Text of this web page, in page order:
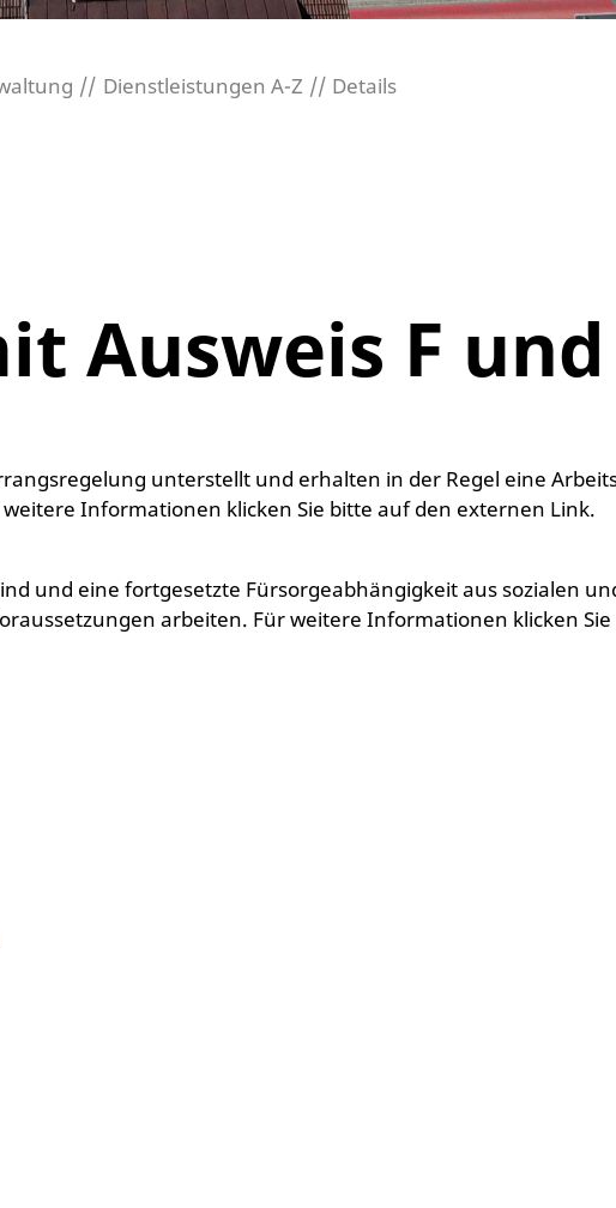
Dienstleistungen A-Z Details
Ausweis F
Informationen klicken Sie bitte auf den externen Link.
und eine fortgesetzte Fürsorgeabhängigkeit aus sozialen
arbeiten. Für weitere Informationen klicken